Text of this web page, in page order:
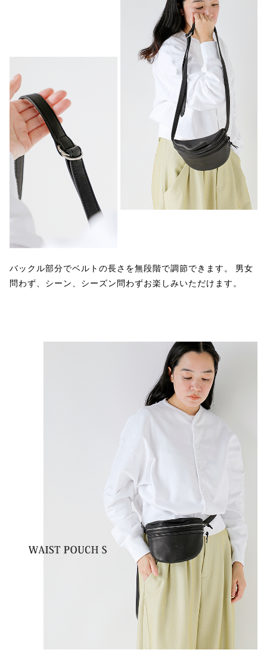
バックル部分でベルトの長さを無段階で調節できます。 男女
問わず、シーン、シーズン問わずお楽しみいただけます。